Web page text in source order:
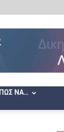
ΠΩΣ ΝΑ…